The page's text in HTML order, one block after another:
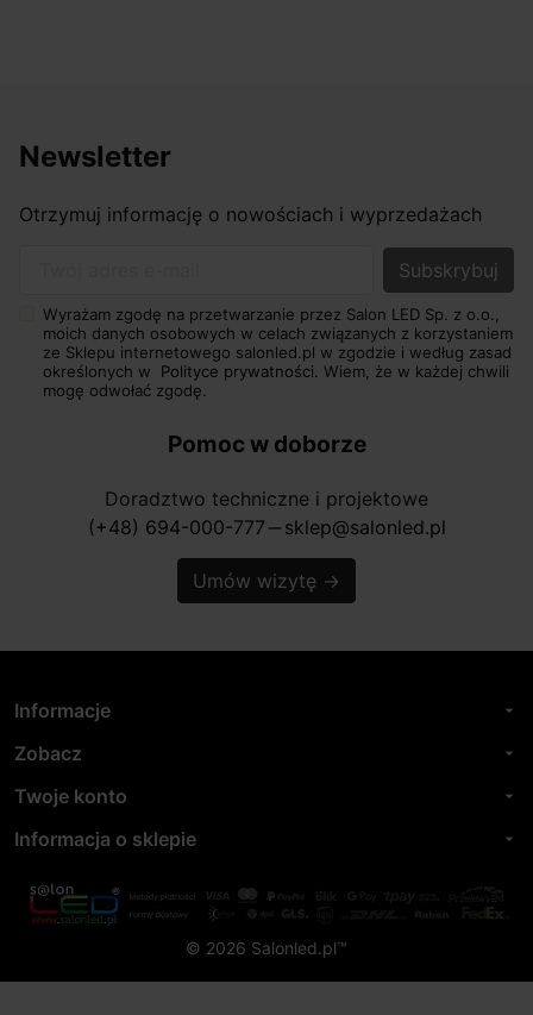
Newsletter
Otrzymuj informację o nowościach i wyprzedażach
Wyrażam zgodę na przetwarzanie przez Salon LED Sp. z o.o.,
moich danych osobowych w celach związanych z korzystaniem
ze Sklepu internetowego salonled.pl w zgodzie i według zasad
określonych w Polityce prywatności. Wiem, że w każdej chwili
mogę odwołać zgodę.
Pomoc w doborze
Doradztwo techniczne i projektowe
(+48) 694-000-777 horizontal_rule sklep@salonled.pl
Umów wizytę →
Informacje arrow_drop_down
Zobacz arrow_drop_down
Twoje konto arrow_drop_down
Informacja o sklepie arrow_drop_down
© 2026 Salonled.pl™